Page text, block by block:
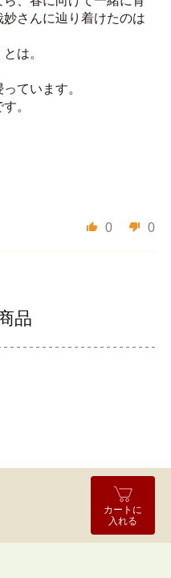
さんに辿り着けたのは
は。
ています。
。
0 0
品
カートに
入れる